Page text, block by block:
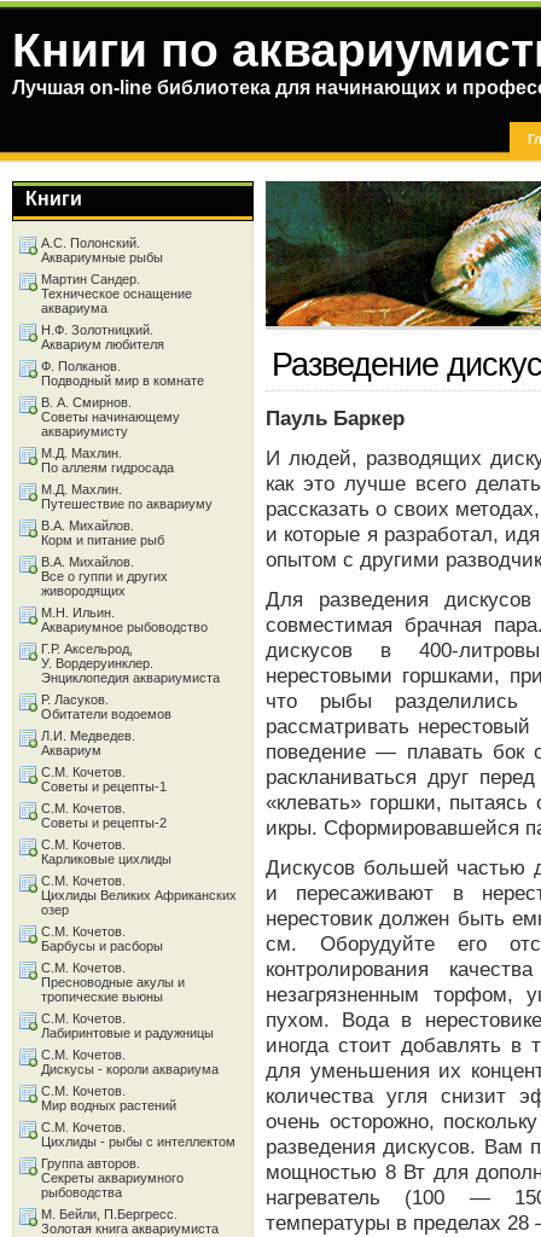
Книги по
Лучшая on-line библиотека для начинающих и
Разведение
Пауль Баркер
И людей, разводящих
как это лучше всего
рассказать о своих
и которые я разработал,
опытом с другими
Для разведения
совместимая брачная
дискусов в 400-
нерестовыми горшками,
что рыбы
рассматривать
поведение — плавать бок
раскланиваться друг
«клевать» горшки,
икры. Сформировавшейся
Дискусов большей частью
и пересаживают в
нерестовик должен быть
см. Оборудуйте его
контролирования
незагрязненным торфом,
пухом. Вода в
иногда стоит добавлять в
для уменьшения их
количества угля снизит
очень осторожно,
разведения дискусов. Вам
мощностью 8 Вт для
нагреватель (100 —
температуры в пределах
Книги
А.С. Полонский.
Аквариумные рыбы
Мартин Сандер.
Техническое оснащение
аквариума
Н.Ф. Золотницкий.
Аквариум любителя
Ф. Полканов.
Подводный мир в комнате
В. А. Смирнов.
Советы начинающему
аквариумисту
М.Д. Махлин.
По аллеям гидросада
М.Д. Махлин.
Путешествие по аквариуму
В.А. Михайлов.
Корм и питание рыб
В.А. Михайлов.
Все о гуппи и других
живородящих
М.Н. Ильин.
Аквариумное рыбоводство
Г.Р. Аксельрод,
У. Вордеруинклер.
Энциклопедия аквариумиста
Р. Ласуков.
Обитатели водоемов
Л.И. Медведев.
Аквариум
С.М. Кочетов.
Советы и рецепты-1
С.М. Кочетов.
Советы и рецепты-2
С.М. Кочетов.
Карликовые цихлиды
С.М. Кочетов.
Цихлиды Великих Африканских
озер
С.М. Кочетов.
Барбусы и расборы
С.М. Кочетов.
Пресноводные акулы и
тропические вьюны
С.М. Кочетов.
Лабиринтовые и радужницы
С.М. Кочетов.
Дискусы - короли аквариума
С.М. Кочетов.
Мир водных растений
С.М. Кочетов.
Цихлиды - рыбы с интеллектом
Группа авторов.
Секреты аквариумного
рыбоводства
М. Бейли, П.Бергресс.
Золотая книга аквариумиста